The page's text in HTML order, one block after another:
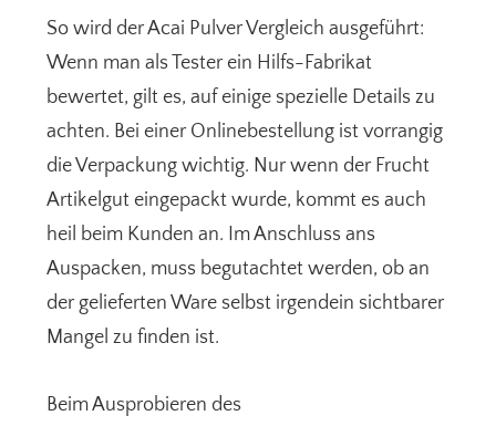
So wird der Acai Pulver Vergleich ausgeführt:
Wenn man als Tester ein Hilfs-Fabrikat
bewertet, gilt es, auf einige spezielle Details zu
achten. Bei einer Onlinebestellung ist vorrangig
die Verpackung wichtig. Nur wenn der Frucht
Artikelgut eingepackt wurde, kommt es auch
heil beim Kunden an. Im Anschluss ans
Auspacken, muss begutachtet werden, ob an
der gelieferten Ware selbst irgendein sichtbarer
Mangel zu finden ist.
Beim Ausprobieren des